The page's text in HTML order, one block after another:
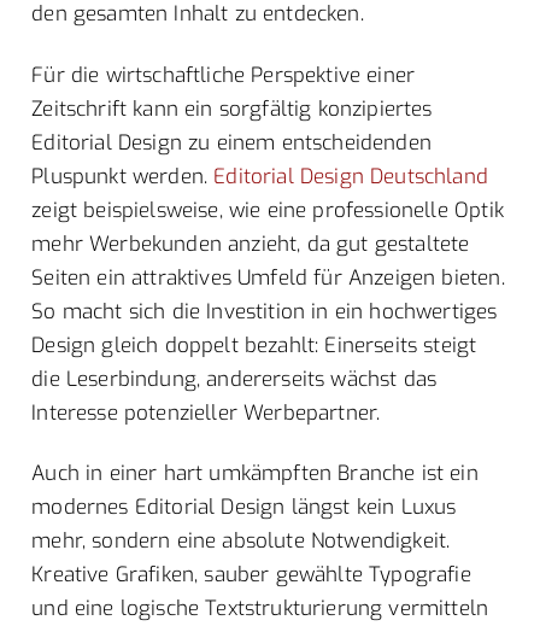
den gesamten Inhalt zu entdecken.
Für die wirtschaftliche Perspektive einer
Zeitschrift kann ein sorgfältig konzipiertes
Editorial Design zu einem entscheidenden
Pluspunkt werden. Editorial Design Deutschland
zeigt beispielsweise, wie eine professionelle Optik
mehr Werbekunden anzieht, da gut gestaltete
Seiten ein attraktives Umfeld für Anzeigen bieten.
So macht sich die Investition in ein hochwertiges
Design gleich doppelt bezahlt: Einerseits steigt
die Leserbindung, andererseits wächst das
Interesse potenzieller Werbepartner.
Auch in einer hart umkämpften Branche ist ein
modernes Editorial Design längst kein Luxus
mehr, sondern eine absolute Notwendigkeit.
Kreative Grafiken, sauber gewählte Typografie
und eine logische Textstrukturierung vermitteln